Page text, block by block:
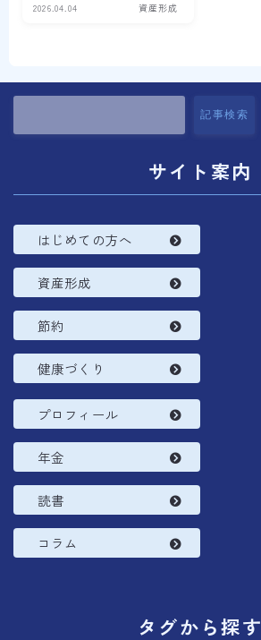
2026.04.04 資産形成
記事検索
サイト案内
はじめての方へ
資産形成
節約
健康づくり
プロフィール
年金
読書
コラム
タグから探す